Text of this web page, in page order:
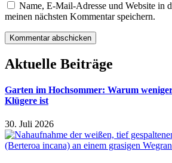
Name, E-Mail-Adresse und Website in
meinen nächsten Kommentar speichern.
Aktuelle Beiträge
Garten im Hochsommer: Warum
Klügere ist
30. Juli 2026